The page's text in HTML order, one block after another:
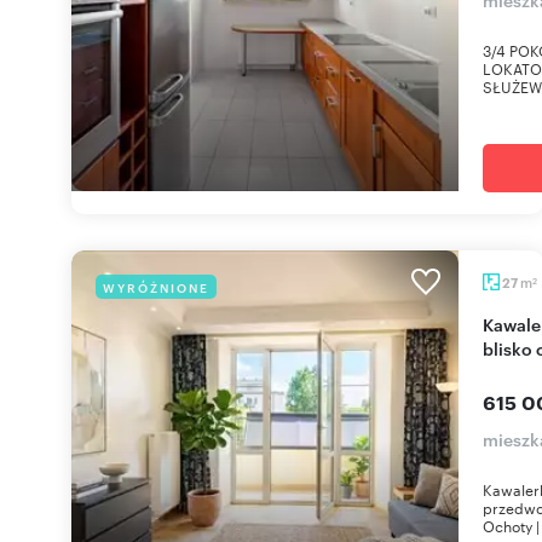
3/4
WYRÓŻNIONE 27 m2
Kawalerka 27 m² w klimatycznej kamienicy -
blisko
615
Ochoty